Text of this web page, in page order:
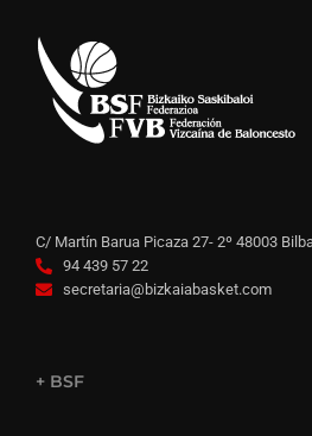
C/ Martín Barua Picaza 27- 2º 48003
94 439 57 22
secretaria@bizkaiabasket.com
+ BSF